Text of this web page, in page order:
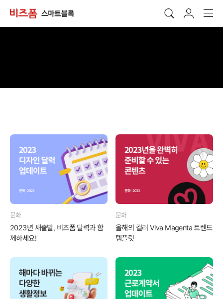
문화
2023년 새출발, 비즈폼 달력과 함
께하세요!
문화
올해의 컬러 Viva Magenta 트렌드
템플릿